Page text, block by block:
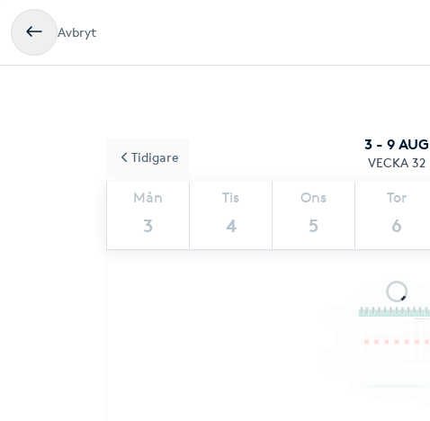
Avbryt
3 - 9 AUG
VECKA 32
Mån
3
Tis
4
Ons
5
Tor
6
Tidigare